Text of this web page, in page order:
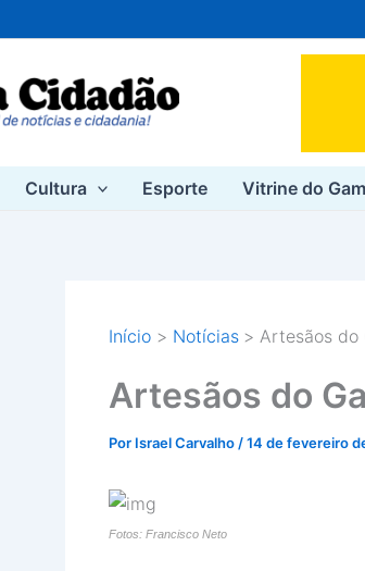
Cultura Esporte Vitrine do
Início Notícias Artesãos do
Artesãos do
Por Israel Carvalho /14 de fevereiro
Fotos: Francisco Neto